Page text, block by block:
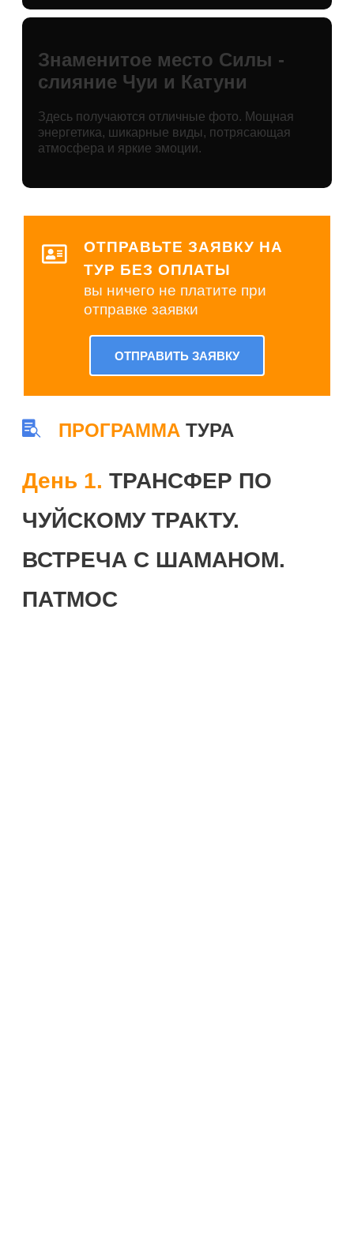
Знаменитое место Силы -
слияние Чуи и Катуни
Здесь получаются отличные фото. Мощная
энергетика, шикарные виды, потрясающая
атмосфера и яркие эмоции.
ОТПРАВЬТЕ ЗАЯВКУ НА
ТУР БЕЗ ОПЛАТЫ
вы ничего не платите при
отправке заявки
ОТПРАВИТЬ ЗАЯВКУ
ПРОГРАММА ТУРА
День 1. ТРАНСФЕР ПО
ЧУЙСКОМУ ТРАКТУ.
ВСТРЕЧА С ШАМАНОМ.
ПАТМОС